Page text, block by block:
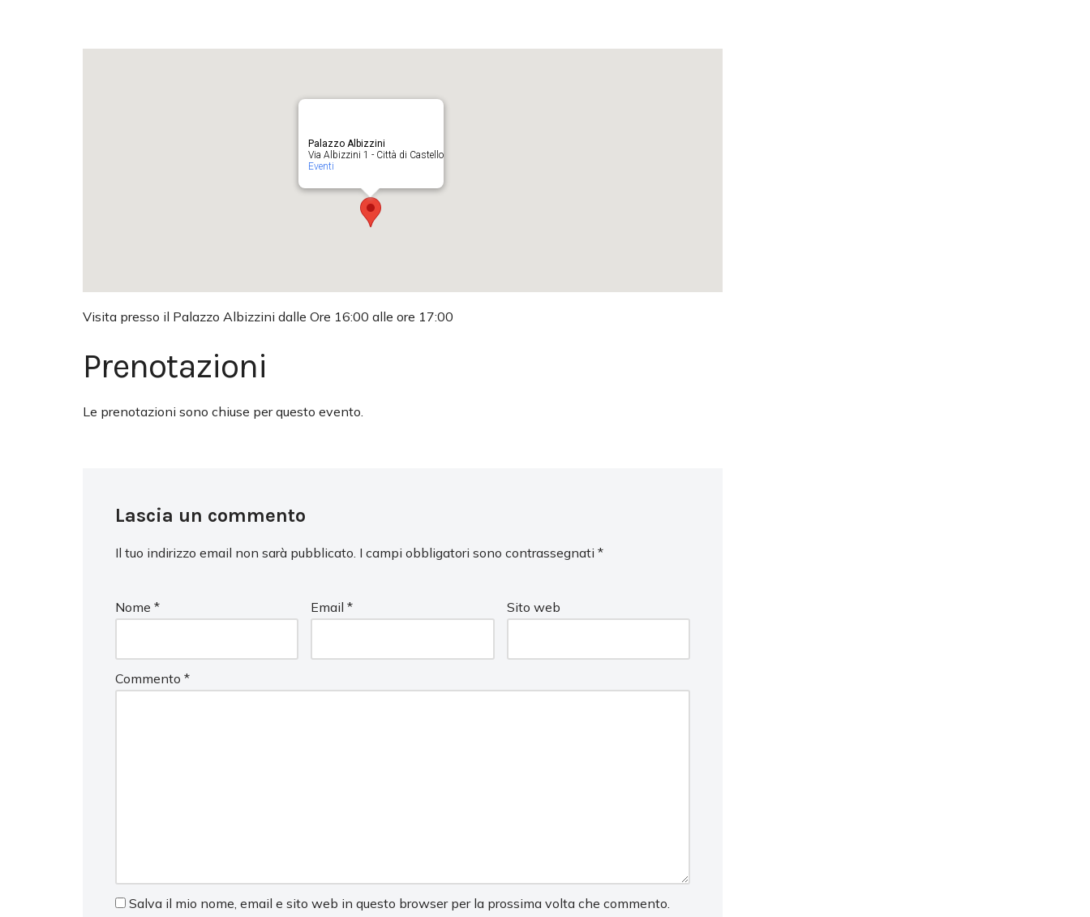
Palazzo Albizzini
Via Albizzini 1 - Città di Castello
Eventi
Visita presso il Palazzo Albizzini dalle Ore 16:00 alle ore 17:00
Prenotazioni
Le prenotazioni sono chiuse per questo evento.
Lascia un commento
Il tuo indirizzo email non sarà pubblicato. I campi obbligatori sono contrassegnati *
Nome * Email* Sito web
Commento *
Salva il mio nome, email e sito web in questo browser per la prossima volta che commento.